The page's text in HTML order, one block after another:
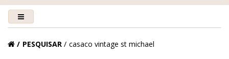
PESQUISAR casaco vintage st michael